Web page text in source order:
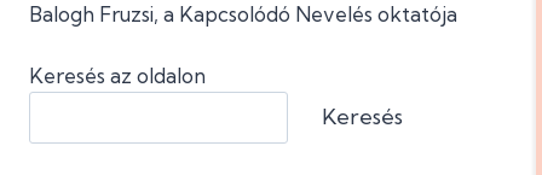
Balogh Fruzsi, a Kapcsolódó Nevelés oktatója
Keresés az oldalon
Keresés